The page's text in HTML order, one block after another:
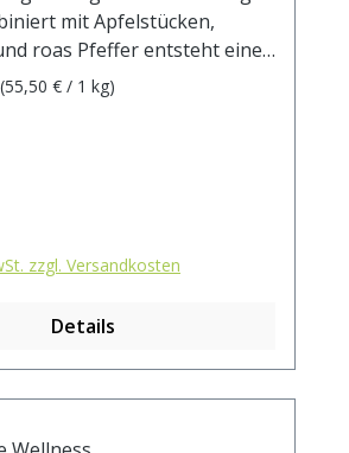
mit Apfelstücken,
roas Pfeffer entsteht eine
- nicht zufällig einer
natürliches
ca. 15g Tee mit 1 l.
aufgiessen. Ziehzeit:
(55,50 € / 1 kg)
zzgl. Versandkosten
Details